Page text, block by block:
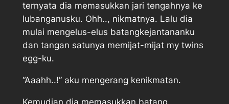
ternyata dia memasukkan jari tengahnya ke
lubanganusku. Ohh.., nikmatnya. Lalu dia
mulai mengelus-elus batangkejantananku
dan tangan satunya memijat-mijat my twins
egg-ku.
“Aaahh..!” aku mengerang kenikmatan.
Kemudian dia memasukkan batang